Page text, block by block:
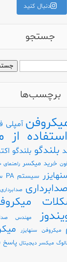
دنبال کنید
جستجو
برچسب‌ها
آمپلی
استفاده از
بلندگو بلندگو
خرید میکسر راهنمای
سیستم PA
صدابرداری
مهندس صدا
میکروفن سنهایزر
میکسر دیجیتال پاسخ